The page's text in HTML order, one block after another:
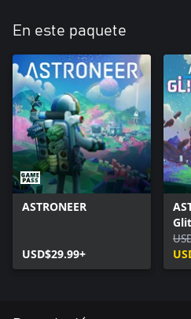
En este paquete
ASTRONEER
USD$29.99+